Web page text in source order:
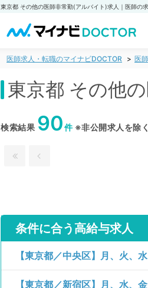
医師求人・転職のマイナビDOCTOR 医
東京都 その他
検索結果 90件※非公開求人を除く
条件に合う高給与求人